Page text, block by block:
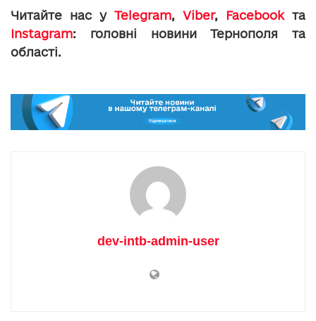
Читайте нас у Telegram, Viber, Facebookта
Instagram: головні новини Тернополя та
області.
dev-intb-admin-user